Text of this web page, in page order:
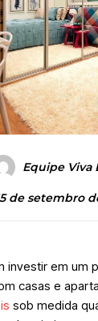
Equipe Viva
de setembro
investir em um
casas e
sob medida